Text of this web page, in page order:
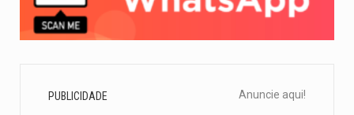
PUBLICIDADE Anuncie aqui!